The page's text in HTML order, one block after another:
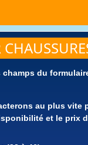
champs du
au plus vite
et le prix